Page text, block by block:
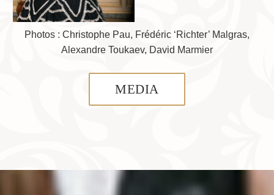
Photos : Christophe Pau, Frédéric ‘Richter’ Malgras,
Alexandre Toukaev, David Marmier
MEDIA